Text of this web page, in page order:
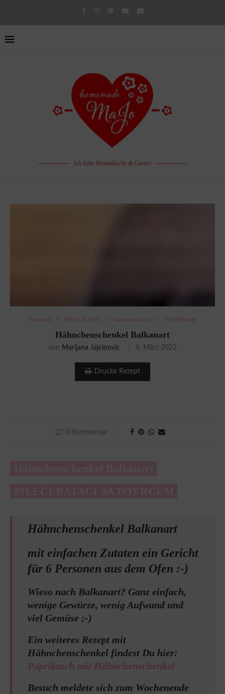
Ich liebe Heimatküche & Garten
Featured Fleisch & Fisch Hausmannskost Topf&Pfanne
Hähnchenschenkel Balkanart
von Marijana Jajcinovic 8. März 2022
Drucke Rezept
0 Kommentar
Hähnchenschenkel Balkanart
mit einfachen Zutaten ein Gericht
für 6 Personen aus dem Ofen :-)
Wieso nach Balkanart? Ganz einfach,
wenige Gewürze, wenig Aufwand und
viel Gemüse ;-)
Ein weiteres Rezept mit
Hähnchenschenkel findest Du hier:
Paprikasch mit Hähnchenschenkel
Besuch meldete sich zum Wochenende